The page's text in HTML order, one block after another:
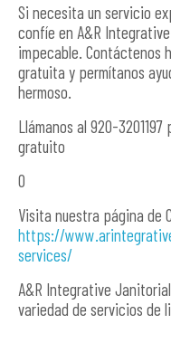
Si necesita un servicio
confíe en A&R
impecable. Contáctenos
gratuita y permítanos
hermoso.
Llámanos al 920-
gratuito
O
Visita nuestra página de
https://
services/
A&R Integrative
variedad de servicios de